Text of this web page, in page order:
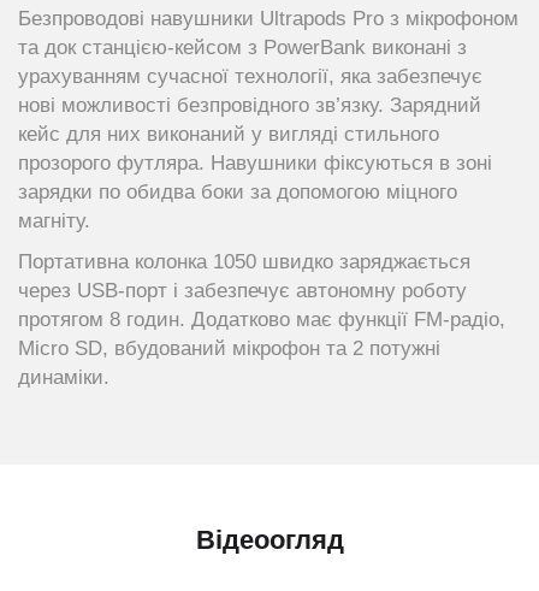
Безпроводові навушники Ultrapods Pro з мікрофоном
та док станцією-кейсом з PowerBank виконані з
урахуванням сучасної технології, яка забезпечує
нові можливості безпровідного зв’язку. Зарядний
кейс для них виконаний у вигляді стильного
прозорого футляра. Навушники фіксуються в зоні
зарядки по обидва боки за допомогою міцного
магніту.
Портативна колонка 1050 швидко заряджається
через USB-порт і забезпечує автономну роботу
протягом 8 годин. Додатково має функції FM-радіо,
Micro SD, вбудований мікрофон та 2 потужні
динаміки.
Відеоогляд